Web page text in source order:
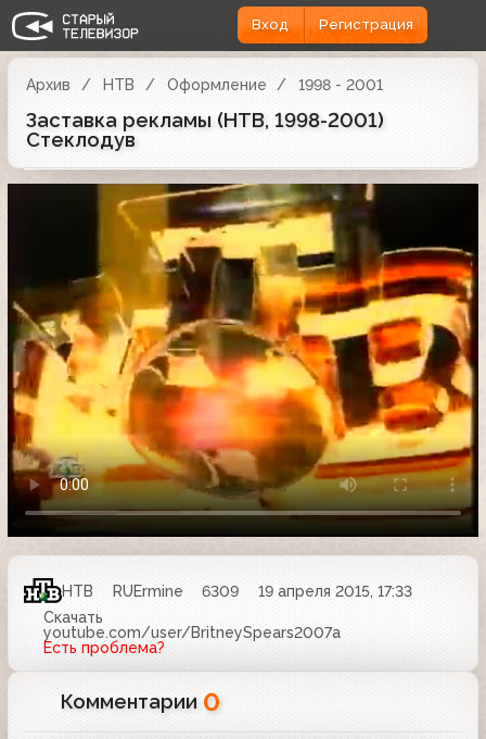
Вход Регистрация
Архив НТВ Оформление 1998 - 2001
Заставка рекламы (НТВ, 1998-2001)
Стеклодув
НТВ RUErmine 6309
19 апреля 2015, 17:33
Скачать
youtube.com/user/BritneySpears2007a
Есть проблема?
Комментарии 0